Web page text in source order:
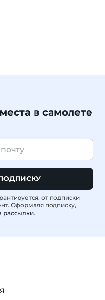
в самолете
от подписки
Оформляя подписку,
рассылки.